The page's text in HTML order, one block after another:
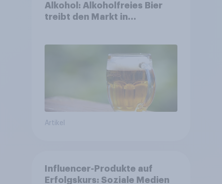
Alkohol: Alkoholfreies Bier
treibt den Markt in
Artikel
Influencer-Produkte auf
Erfolgskurs: Soziale Medien